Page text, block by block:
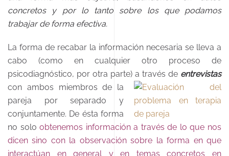
concretos y por lo tanto sobre los que podamos
trabajar de forma efectiva.
La forma de recabar la información necesaria se lleva a
cabo (como en cualquier otro proceso de
psicodiagnóstico, por otra parte) a través de entrevistas
con ambos miembros de la
pareja por separado y
conjuntamente. De ésta forma
no soloobtenemos información a través de lo que nos
dicen sino con la observación sobre la forma en que
interactúan en general y en temas concretos en